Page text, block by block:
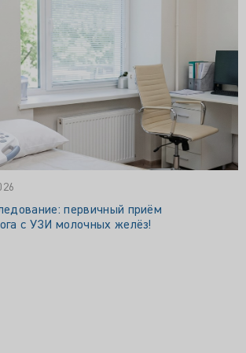
первичный приём
с УЗИ молочных желёз!